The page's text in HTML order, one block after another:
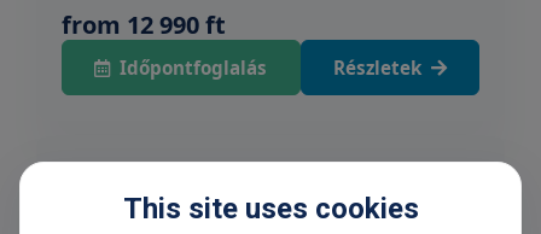
from 12 990 ft
Időpontfoglalás Részletek
from 12 990 ft
This site uses cookies